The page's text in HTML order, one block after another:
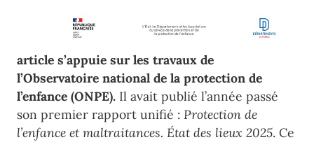
article s’appuie sur les travaux de
l’Observatoire national de la protection de
l’enfance (ONPE). Il avait publié l’année passé
son premier rapport unifié : Protection de
l’enfance et maltraitances. État des lieux 2025. Ce